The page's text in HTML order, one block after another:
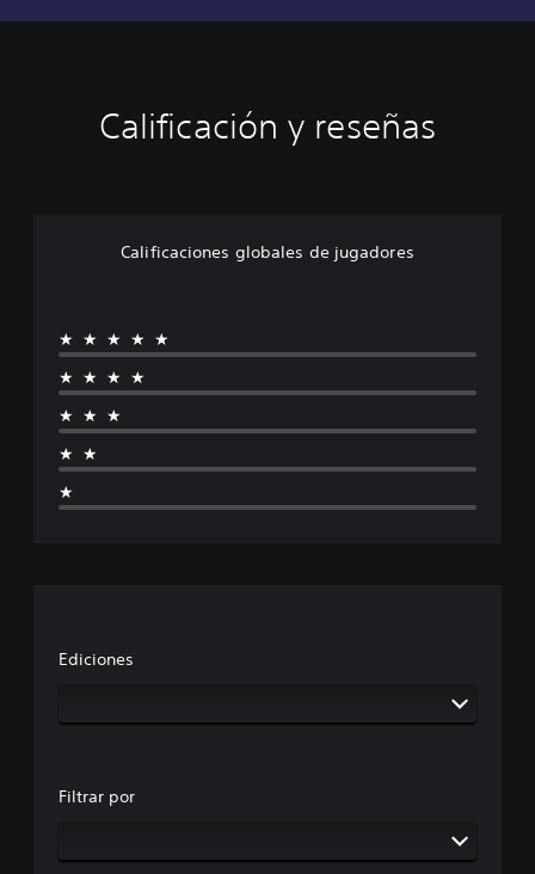
Calificación y reseñas
Calificaciones globales de jugadores
★★★★★
★★★★
★★★
★★
★
Ediciones
Filtrar por